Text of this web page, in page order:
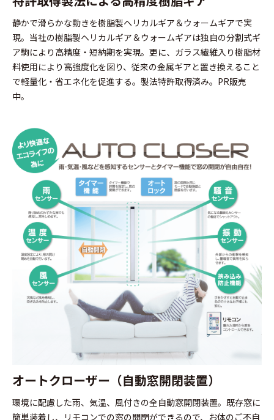
静かで滑らかな動きを樹脂製ヘリカルギア＆ウォームギアで実
現。当社の樹脂製ヘリカルギア＆ウォームギアは独自の分割式ギ
ア駒により高精度・短納期を実現。更に、ガラス繊維入り樹脂材
料使用により高強度化を図り、従来の金属ギアと置き換えること
で軽量化・省エネ化を促進する。製法特許取得済み。PR販売
中。
オートクローザー（自動窓開閉装置）
環境に配慮した雨、気温、風付きの全自動窓開閉装置。既存窓に
簡単装着し、リモコンでの窓の開閉ができるので、お体のご不自